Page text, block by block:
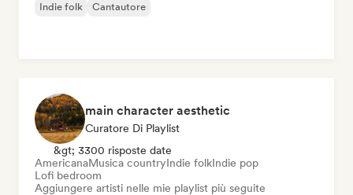
Indie folk Cantautore
main character aesthetic
Curatore Di Playlist
&gt; 3300 risposte date
AmericanaMusica countryIndie folkIndie pop
Lofi bedroom
Aggiungere artisti nelle mie playlist più seguite